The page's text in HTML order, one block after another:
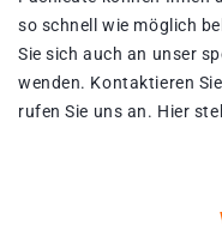
so schnell wie möglich
Sie sich auch an unser
wenden. Kontaktieren
rufen Sie uns an. Hier